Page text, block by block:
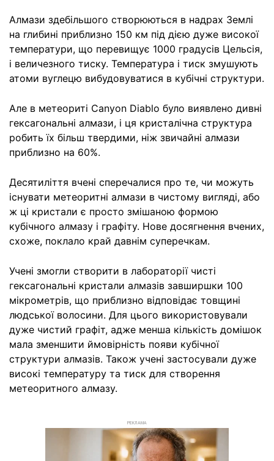
Алмази здебільшого створюються в надрах Землі
на глибині приблизно 150 км під дією дуже високої
температури, що перевищує 1000 градусів Цельсія,
і величезного тиску. Температура і тиск змушують
атоми вуглецю вибудовуватися в кубічні структури.
Але в метеориті Canyon Diablo було виявлено дивні
гексагональні алмази, і ця кристалічна структура
робить їх більш твердими, ніж звичайні алмази
приблизно на 60%.
Десятиліття вчені сперечалися про те, чи можуть
існувати метеоритні алмази в чистому вигляді, або
ж ці кристали є просто змішаною формою
кубічного алмазу і графіту. Нове досягнення вчених,
схоже, поклало край давнім суперечкам.
Учені змогли створити в лабораторії чисті
гексагональні кристали алмазів завширшки 100
мікрометрів, що приблизно відповідає товщині
людської волосини. Для цього використовували
дуже чистий графіт, адже менша кількість домішок
мала зменшити ймовірність появи кубічної
структури алмазів. Також учені застосували дуже
високі температуру та тиск для створення
метеоритного алмазу.
РЕКЛАМА